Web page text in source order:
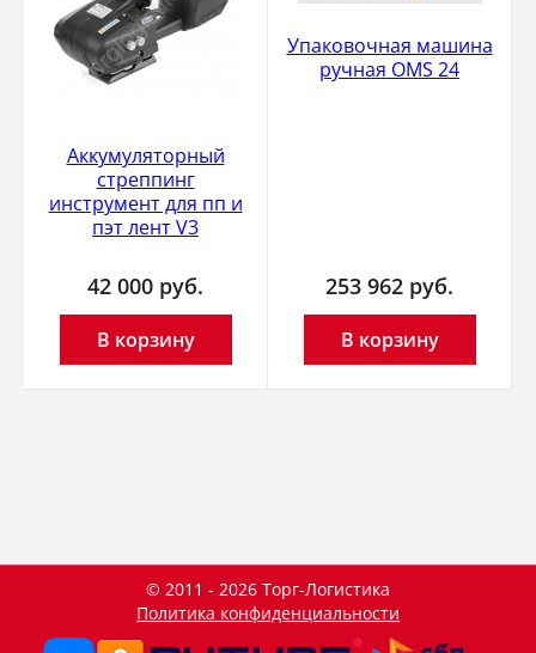
Аккумуляторный
стреппинг
инструмент для пп и
пэт лент V3
42 000 руб.
В корзину
Упаковочная машина
ручная OMS 24
253 962 руб.
В корзину
© 2011 - 2026 Торг-Логистика
Политика конфиденциальности